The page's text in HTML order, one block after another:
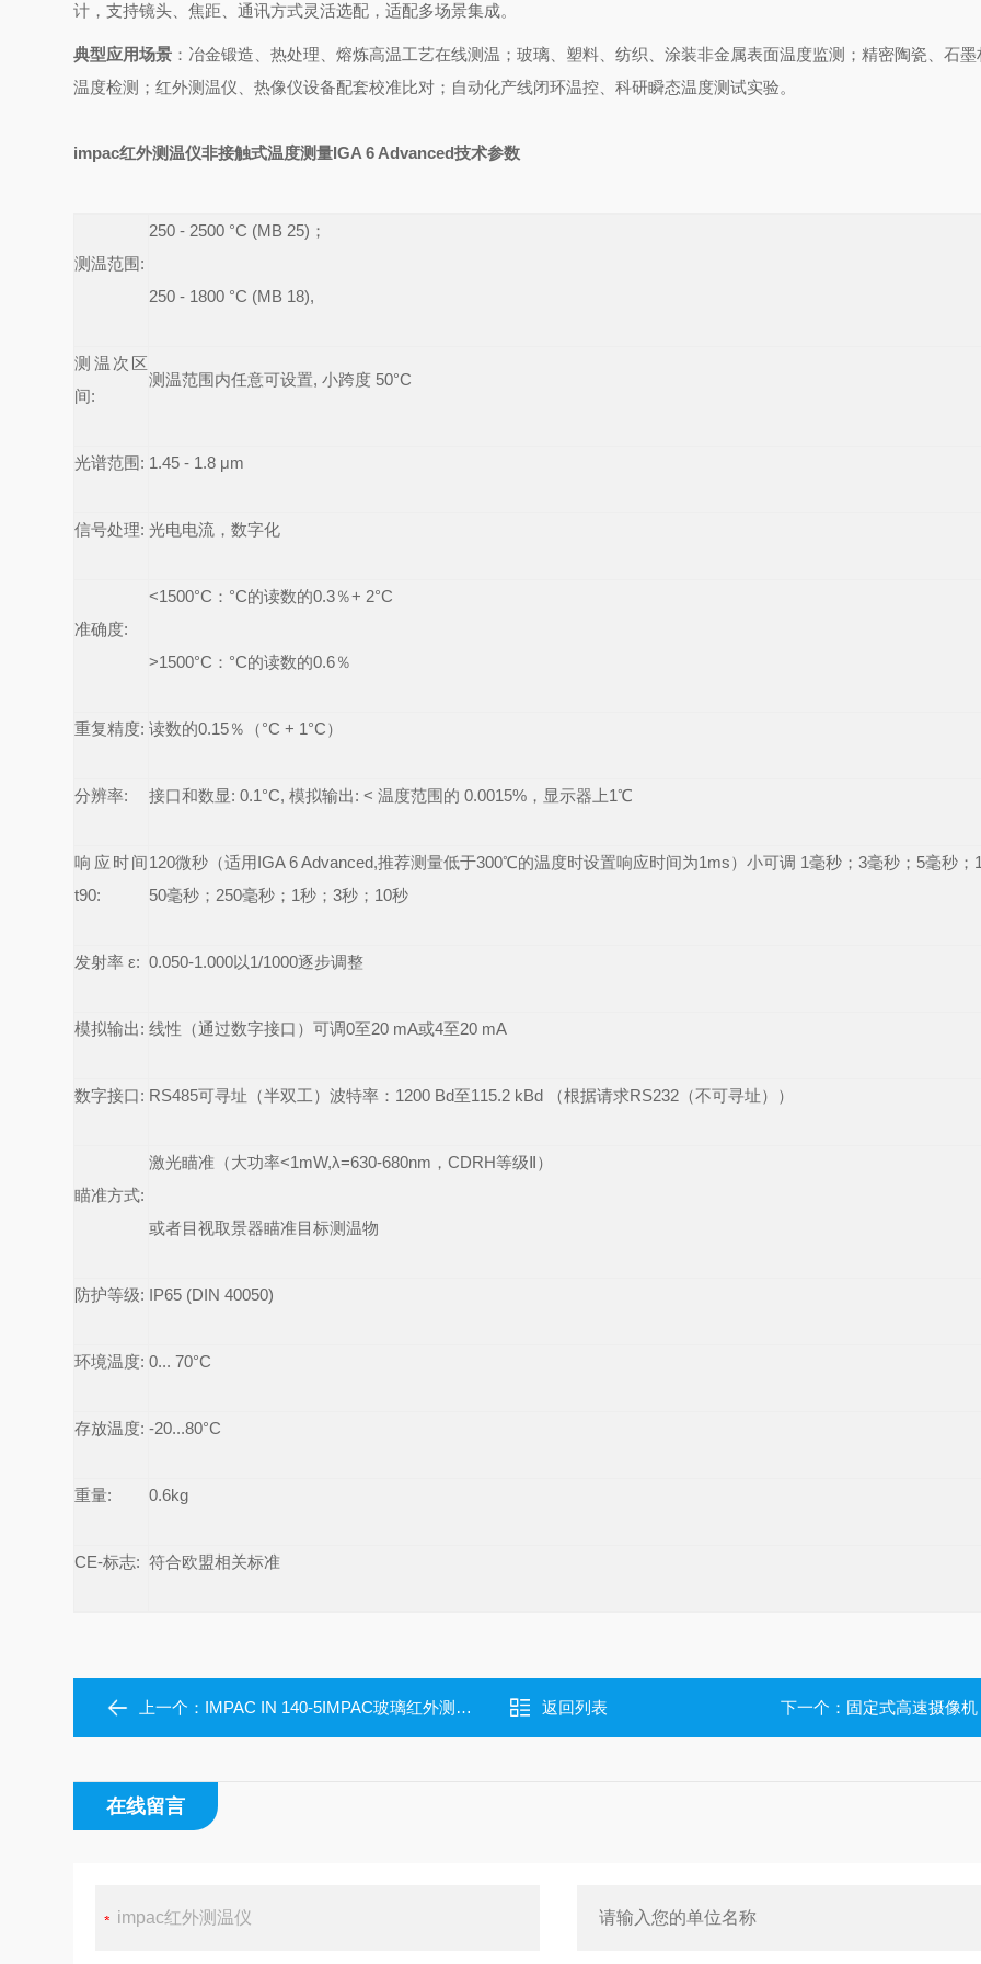
计，支持镜头、焦距、通讯方式灵活选配，适配多场景集成。
典型应用场景 ：冶金锻造、热处理、熔炼高温工艺在线测温；玻璃、塑料、纺织、涂装非金属表面温度监测；精密陶瓷、石墨
温度检测；红外测温仪、热像仪设备配套校准比对；自动化产线闭环温控、科研瞬态温度测试实验。
impac红外测温仪非接触式温度测量IGA 6 Advanced技术参数
测温范围:
250 - 2500 °C (MB 25) ；
250 - 1800 °C (MB 18),
测温次区
间:
测温范围内任意可设置,小跨度 50°C
光谱范围 : 1.45 - 1.8 μm
信号处理: 光电电流，数字化
准确度:
<1500°C ：°C的读数的0.3％+ 2°C
>1500°C ：°C的读数的0.6％
重复精度: 读数的0.15％（°C + 1°C）
分辨率: 接口和数显: 0.1°C,模拟输出: <温度范围的 0.0015% ，显示器上1℃
响应时间
t90:
120微秒（适用IGA 6 Advanced,推荐测量低于300℃的温度时设置响应时间为1ms）小可调 1毫秒；3毫秒； 5毫秒；
50毫秒； 250毫秒； 1秒；3秒； 10秒
发射率 ε: 0.050-1.000以1/1000逐步调整
模拟输出: 线性（通过数字接口）可调0至20 mA或4至20 mA
数字接口: RS485可寻址（半双工）波特率： 1200 Bd至115.2 kBd （根据请求RS232 （不可寻址））
瞄准方式:
激光瞄准（大功率<1mW,λ=630-680nm ，CDRH等级Ⅱ）
或者目视取景器瞄准目标测温物
防护等级: IP65 (DIN 40050)
环境温度: 0... 70°C
存放温度: -20...80°C
重量: 0.6kg
CE-标志: 符合欧盟相关标准
上一个： IMPAC IN 140-5IMPAC玻璃红外测温仪舞台灯光 返回列表 下一个： 固定式高速摄像机
在线留言